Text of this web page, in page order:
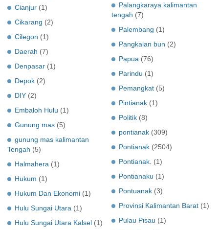
Cianjur (1)
Cikarang (2)
Cilegon (1)
Daerah (7)
Denpasar (1)
Depok (2)
DIY (2)
Embaloh Hulu (1)
Gunung mas (5)
gunung mas kalimantan
Tengah (5)
Halmahera (1)
Hukum (1)
Hukum Dan Ekonomi (1)
Hulu Sungai Utara (1)
Hulu Sungai Utara Kalsel (1)
Palangkaraya kalimantan
tengah (7)
Palembang (1)
Pangkalan bun (2)
Papua (76)
Parindu (1)
Pemangkat (5)
Pintianak (1)
Politik (8)
pontianak (309)
Pontianak (2504)
Pontianak. (1)
Pontianaku (1)
Pontuanak (3)
Provinsi Kalimantan Barat (1)
Pulau Pisau (1)